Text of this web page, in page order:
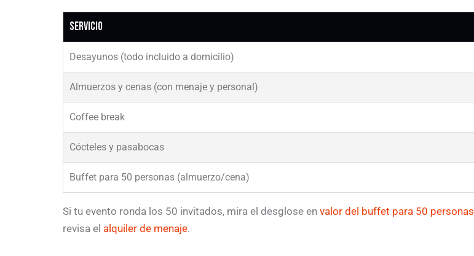
Servicio
Desayunos (todo incluido a domicilio)
Almuerzos y cenas (con menaje y personal)
Coffee break
Cócteles y pasabocas
Buffet para 50 personas (almuerzo/cena)
Si tu evento ronda los 50 invitados, mira el desglose en valor del buffet para 50 personas
revisa el alquiler de menaje.